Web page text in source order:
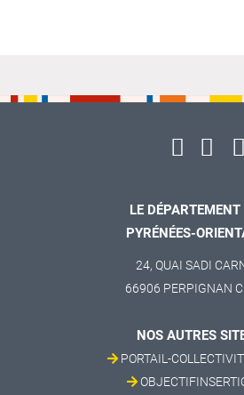
LE DÉPARTEMENT
PYRÉNÉES-
24, QUAI SADI
66906 PERPIGNAN
NOS AUTRES
PORTAIL-